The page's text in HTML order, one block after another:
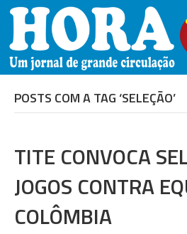
POSTS COM A TAG ‘SELEÇÃO’
TITE CONVOCA
JOGOS CONTRA
COLÔMBIA